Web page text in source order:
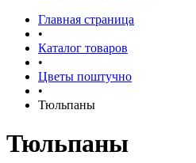
Главная страница
•
Каталог товаров
•
Цветы поштучно
•
Тюльпаны
Тюльпаны